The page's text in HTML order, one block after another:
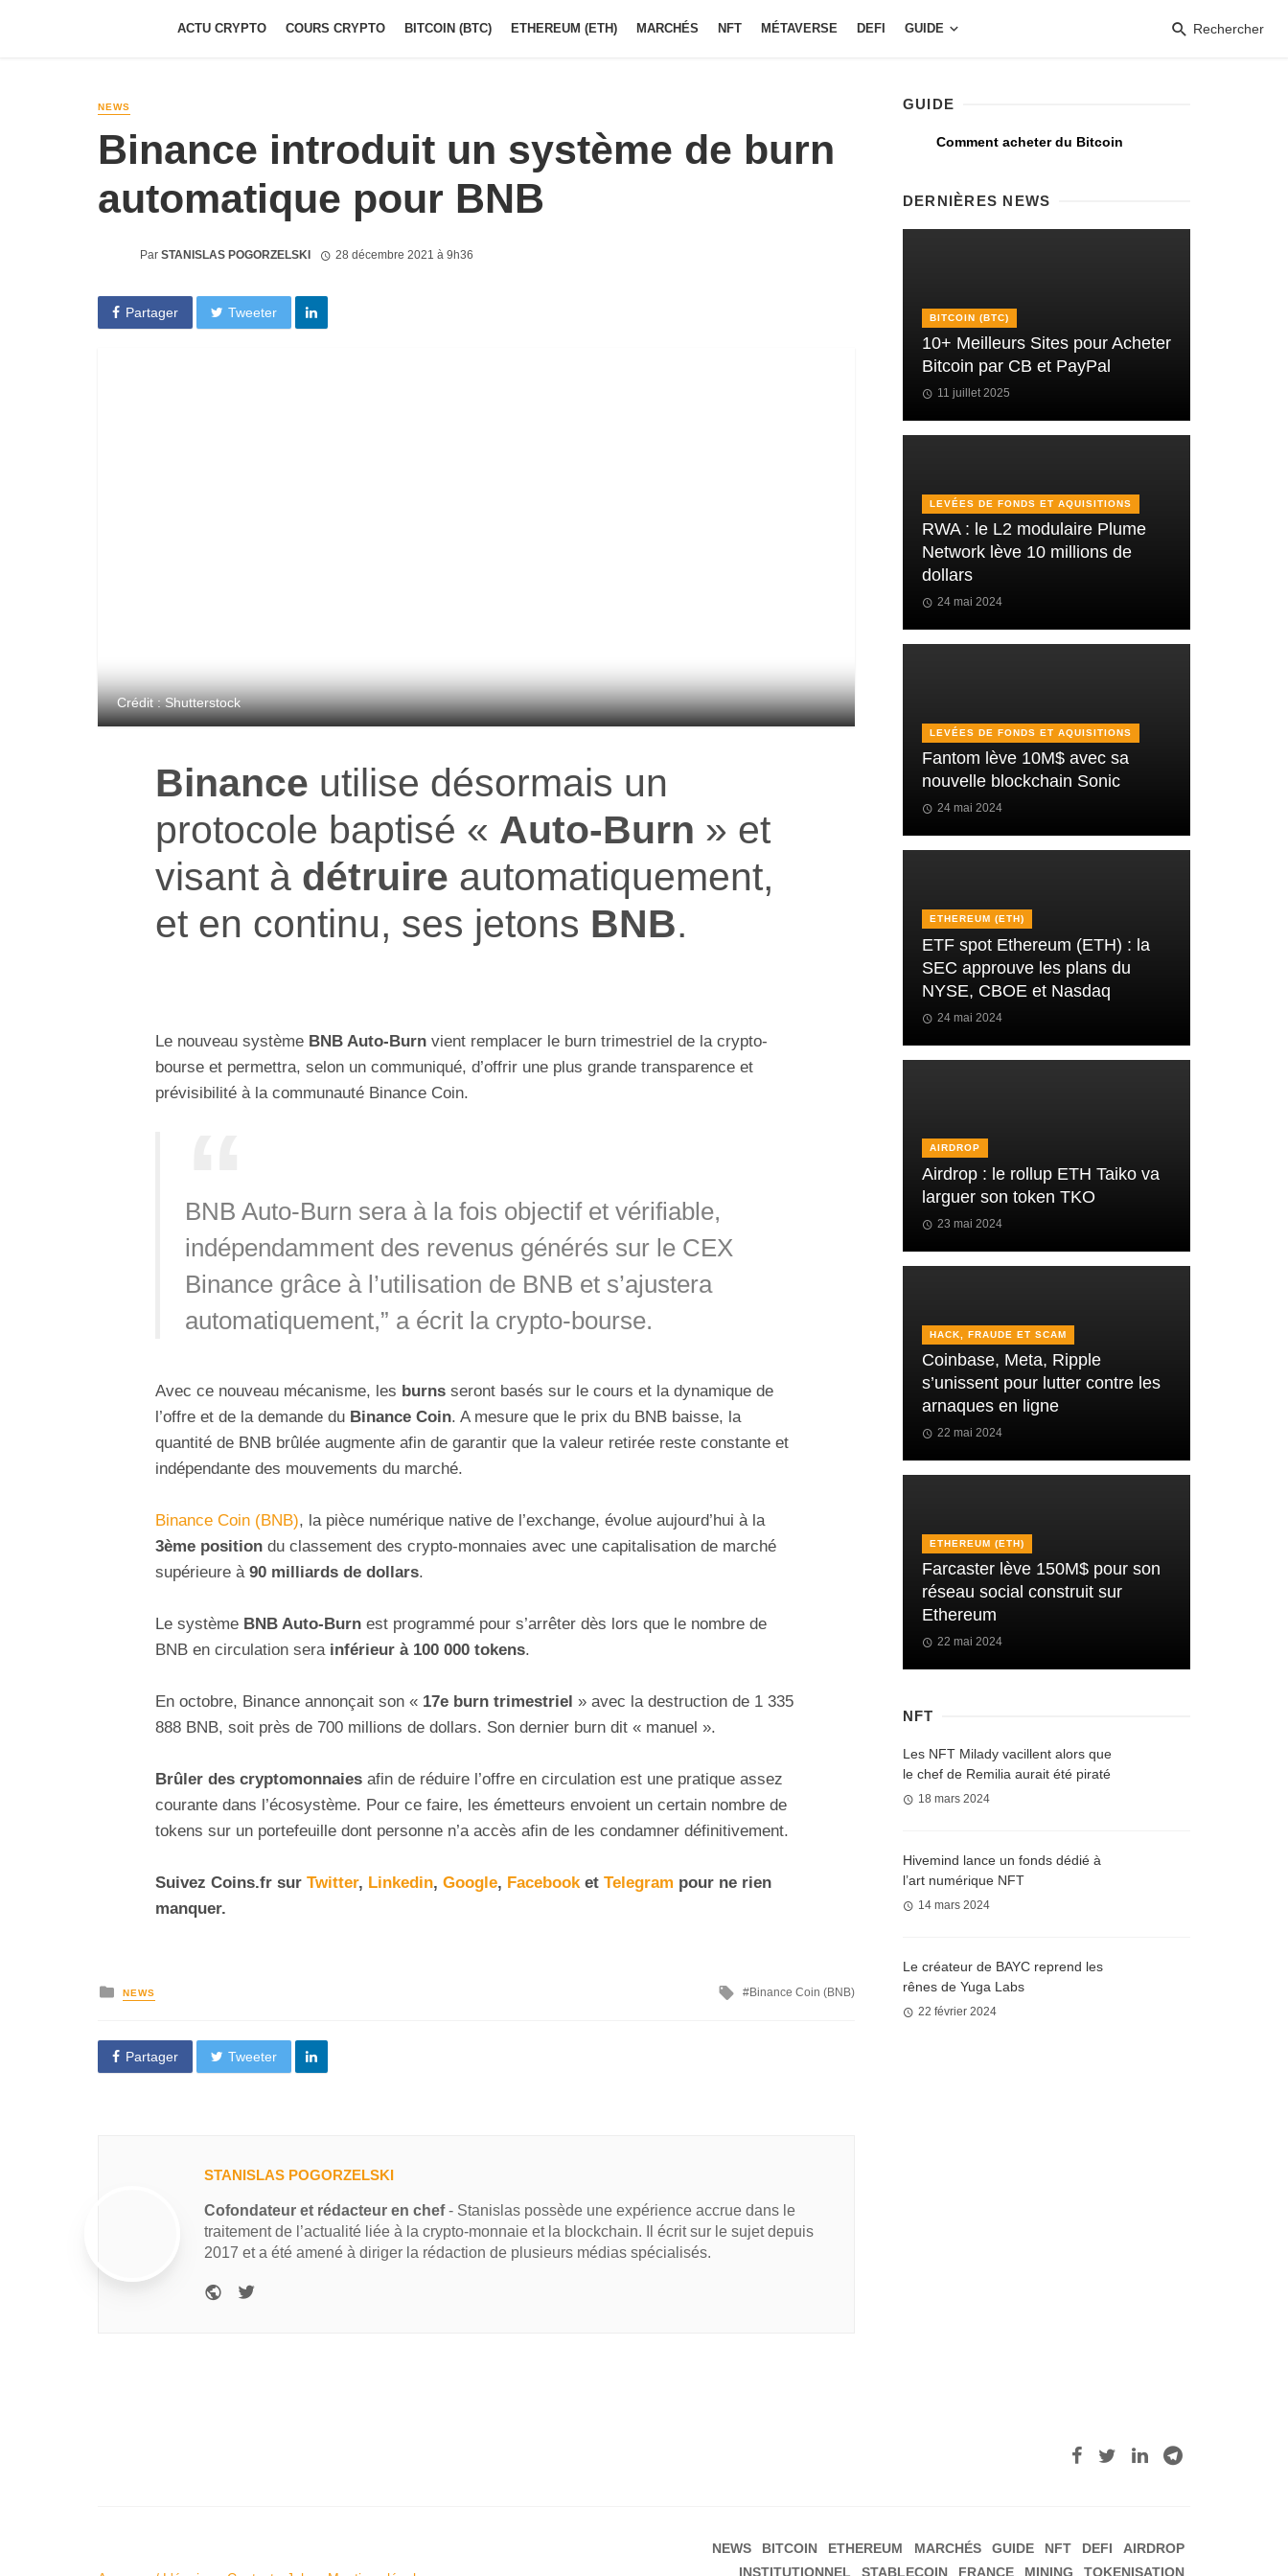
ACTU CRYPTO COURS CRYPTO BITCOIN (BTC) ETHEREUM (ETH) MARCHÉS NFT MÉTAVERSE DEFI GUIDE Rechercher
NEWS
Binance introduit un système de burn
automatique pour BNB
Par STANISLAS POGORZELSKI 28 décembre 2021 à 9h36
Partager Tweeter
Crédit : Shutterstock
Binance utilise désormais un
protocole baptisé « Auto-Burn » et
visant à détruire automatiquement,
et en continu, ses jetons BNB.
Le nouveau système BNB Auto-Burn vient remplacer le burn trimestriel de la crypto-
bourse et permettra, selon un communiqué, d’offrir une plus grande transparence et
prévisibilité à la communauté Binance Coin.
BNB Auto-Burn sera à la fois objectif et vérifiable,
indépendamment des revenus générés sur le CEX
Binance grâce à l’utilisation de BNB et s’ajustera
automatiquement,” a écrit la crypto-bourse.
Avec ce nouveau mécanisme, les burns seront basés sur le cours et la dynamique de
l’offre et de la demande du Binance Coin. A mesure que le prix du BNB baisse, la
quantité de BNB brûlée augmente afin de garantir que la valeur retirée reste constante et
indépendante des mouvements du marché.
Binance Coin (BNB), la pièce numérique native de l’exchange, évolue aujourd’hui à la
3ème position du classement des crypto-monnaies avec une capitalisation de marché
supérieure à 90 milliards de dollars.
Le système BNB Auto-Burn est programmé pour s’arrêter dès lors que le nombre de
BNB en circulation sera inférieur à 100 000 tokens.
En octobre, Binance annonçait son « 17e burn trimestriel » avec la destruction de 1 335
888 BNB, soit près de 700 millions de dollars. Son dernier burn dit « manuel ».
Brûler des cryptomonnaies afin de réduire l’offre en circulation est une pratique assez
courante dans l’écosystème. Pour ce faire, les émetteurs envoient un certain nombre de
tokens sur un portefeuille dont personne n’a accès afin de les condamner définitivement.
Suivez Coins.fr sur Twitter, Linkedin, Google, Facebooket Telegram pour ne rien
manquer.
NEWS Binance Coin (BNB)
Partager Tweeter
STANISLAS POGORZELSKI
Cofondateur et rédacteur en chef- Stanislas possède une expérience accrue dans le
traitement de l’actualité liée à la crypto-monnaie et la blockchain. Il écrit sur le sujet depuis
2017 et a été amené à diriger la rédaction de plusieurs médias spécialisés.
GUIDE
Comment acheter du Bitcoin
DERNIÈRES NEWS
BITCOIN (BTC)
10+ Meilleurs Sites pour Acheter
Bitcoin par CB et PayPal
11 juillet 2025
LEVÉES DE FONDS ET AQUISITIONS
RWA : le L2 modulaire Plume
Network lève 10 millions de
dollars
24 mai 2024
LEVÉES DE FONDS ET AQUISITIONS
Fantom lève 10M$ avec sa
nouvelle blockchain Sonic
24 mai 2024
ETHEREUM (ETH)
ETF spot Ethereum (ETH) : la
SEC approuve les plans du
NYSE, CBOE et Nasdaq
24 mai 2024
AIRDROP
Airdrop : le rollup ETH Taiko va
larguer son token TKO
23 mai 2024
HACK, FRAUDE ET SCAM
Coinbase, Meta, Ripple
s’unissent pour lutter contre les
arnaques en ligne
22 mai 2024
ETHEREUM (ETH)
Farcaster lève 150M$ pour son
réseau social construit sur
Ethereum
22 mai 2024
NFT
Les NFT Milady vacillent alors que
le chef de Remilia aurait été piraté
18 mars 2024
Hivemind lance un fonds dédié à
l’art numérique NFT
14 mars 2024
Le créateur de BAYC reprend les
rênes de Yuga Labs
22 février 2024
NEWS BITCOIN ETHEREUM MARCHÉS GUIDE NFT DEFI
AIRDROP
INSTITUTIONNEL
STABLECOIN FRANCE MINING TOKENISATION